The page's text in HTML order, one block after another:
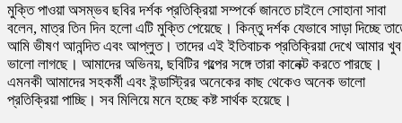
মুক্তি পাওয়া অসম্ভব ছবির দর্শক প্রতিক্রিয়া সম্পর্কে জানতে চাইলে সোহানা সাবা
বলেন, মাত্র তিন দিন হলো এটি মুক্তি পেয়েছে। কিন্তু দর্শক যেভাবে সাড়া দিচ্ছে
আমি ভীষণ আনন্দিত এবং আপ্লুত। তাদের এই ইতিবাচক প্রতিক্রিয়া দেখে আমার খুব
ভালো লাগছে। আমাদের অভিনয়, ছবিটির গল্পের সঙ্গে তারা কানেক্ট করতে পারছে।
এমনকী আমাদের সহকর্মী এবং ইন্ডাস্ট্রির অনেকের কাছ থেকেও অনেক ভালো
প্রতিক্রিয়া পাচ্ছি। সব মিলিয়ে মনে হচ্ছে কষ্ট সার্থক হয়েছে।